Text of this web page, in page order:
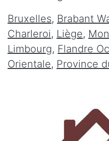
Bruxelles, Brabant
Charleroi, Liège,
Limbourg, Flandre
Orientale, Province